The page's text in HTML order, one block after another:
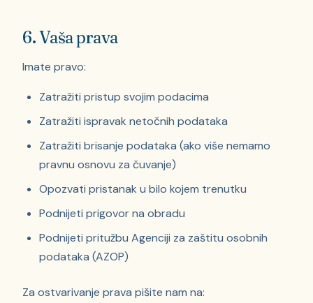
6. Vaša prava
Imate pravo:
Zatražiti pristup svojim podacima
Zatražiti ispravak netočnih podataka
Zatražiti brisanje podataka (ako više nemamo
pravnu osnovu za čuvanje)
Opozvati pristanak u bilo kojem trenutku
Podnijeti prigovor na obradu
Podnijeti pritužbu Agenciji za zaštitu osobnih
podataka (AZOP)
Za ostvarivanje prava pišite nam na: